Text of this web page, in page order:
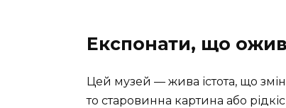
Експонати, що
Цей музей — жива істота, що
то старовинна картина або